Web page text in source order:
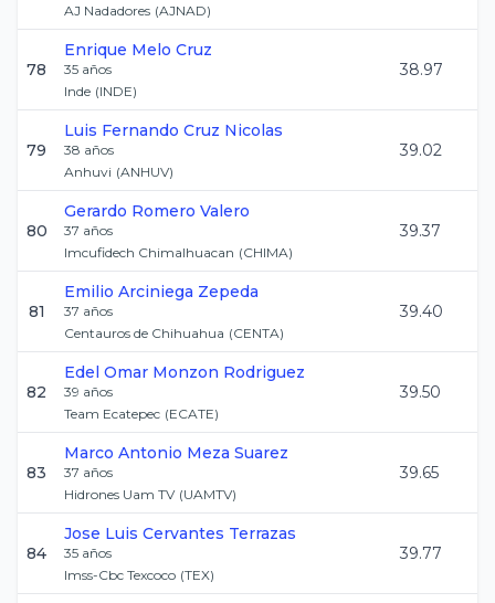
AJ Nadadores (AJNAD)
78
Enrique Melo Cruz
35 años
Inde (INDE)
38.97
79
Luis Fernando Cruz Nicolas
38 años
Anhuvi (ANHUV)
39.02
80
Gerardo Romero Valero
37 años
Imcufidech Chimalhuacan (CHIMA)
39.37
81
Emilio Arciniega Zepeda
37 años
Centauros de Chihuahua (CENTA)
39.40
82
Edel Omar Monzon Rodriguez
39 años
Team Ecatepec (ECATE)
39.50
83
Marco Antonio Meza Suarez
37 años
Hidrones Uam TV (UAMTV)
39.65
84
Jose Luis Cervantes Terrazas
35 años
Imss-Cbc Texcoco (TEX)
39.77